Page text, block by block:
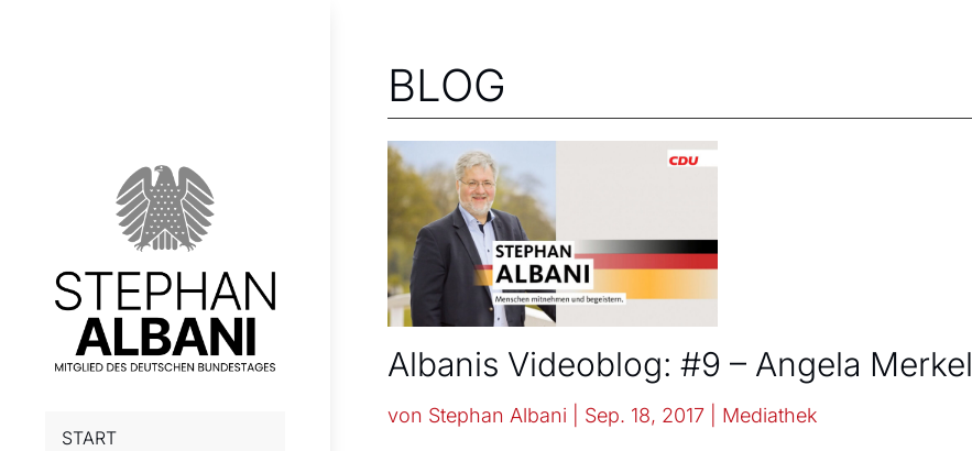
START
BLOG
Albanis Videoblog: #9 – Angela Merkel
von Stephan Albani Sep. 18, 2017 Mediathek